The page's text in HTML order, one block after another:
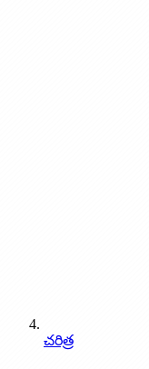
చరిత్ర